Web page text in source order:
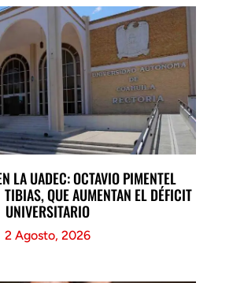
LA UADEC: OCTAVIO PIMENTEL
QUE AUMENTAN EL DÉFICIT
UNIVERSITARIO
2 Agosto, 2026